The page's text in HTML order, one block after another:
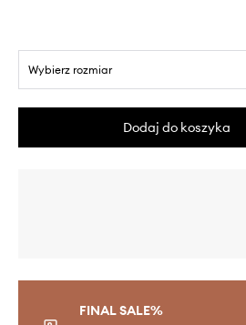
Wybierz rozmiar
Dodaj do koszyka
FINAL SALE%